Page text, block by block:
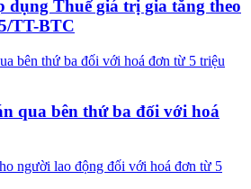
Thuế giá trị gia tăng theo
TT-BTC
qua bên thứ ba đối với hoá